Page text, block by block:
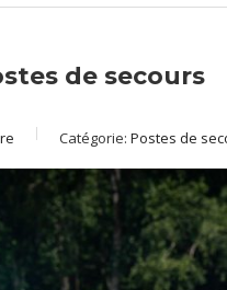
de secours
Catégorie: Postes de